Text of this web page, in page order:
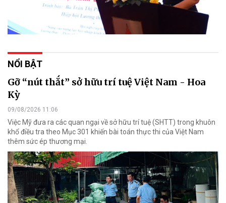
NỔI BẬT
Gỡ “nút thắt” sở hữu trí tuệ Việt Nam - Hoa
Kỳ
09/08/2026 11:06
Việc Mỹ đưa ra các quan ngại về sở hữu trí tuệ (SHTT) trong khuôn
khổ điều tra theo Mục 301 khiến bài toán thực thi của Việt Nam
thêm sức ép thương mại.